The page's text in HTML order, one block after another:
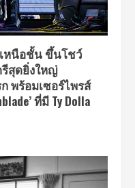
หนือชั้น ขึ้นโชว์
สุดยิ่งใหญ่
ก พร้อมเซอร์ไพรส์
ที่มี Ty Dolla